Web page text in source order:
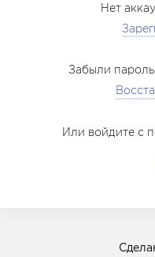
Нет
Забыли пароль
Или войдите с